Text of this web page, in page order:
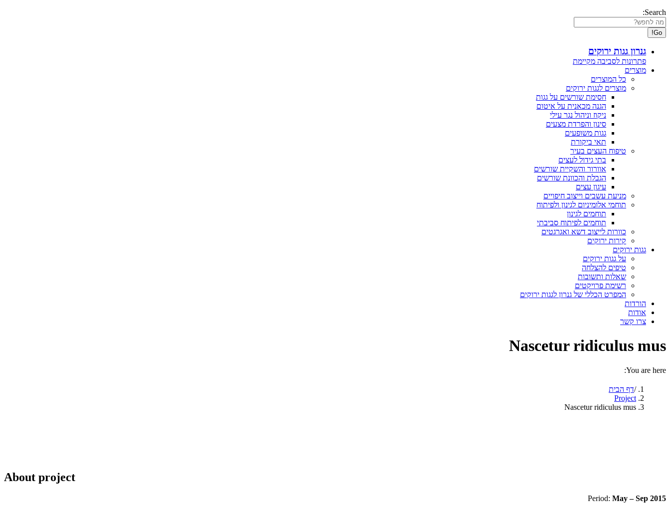
Search:
גנרון גגות ירוקים
פתרונות לסביבה מקיימת
מוצרים
כל המוצרים
מוצרים לגגות ירוקים
חסימת שורשים על גגות
הגנה מכאנית על איטום
ניקוז וניהול נגר עילי
סינון והפרדת מצעים
גגות משופעים
תאי ביקורת
טיפוח העצים בעיר
בתי גידול לעצים
אוורור והשקיית שורשים
הגבלת והכוונת שורשים
עיגון עצים
מניעת עשבים וייצוב חיפויים
תוחמי אלומיניום לגינון ולפיתוח
תוחמים לגינון
תוחמים לפיתוח סביבתי
כוורות לייצוב דשא ואגרגטים
קירות ירוקים
גגות ירוקים
על גגות ירוקים
טיפים להצלחה
שאלות ותשובות
רשימת פרויקטים
המפרט הכללי של גנרון לגגות ירוקים
הורדות
אודות
צרו קשר
Nascetur ridiculus mus
You are here:
דף הבית
Project
Nascetur ridiculus mus
About project
Period: May – Sep 2015